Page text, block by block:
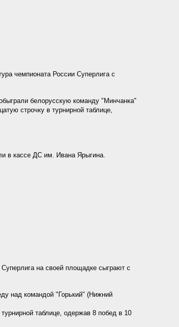
чемпионата России Суперлига с
белорусскую команду "Минчанка"
строчку в турнирной таблице,
в кассе ДС им. Ивана Ярыгина.
на своей площадке сыграют с
над командой "Горький" (Нижний
таблице, одержав 8 побед в 10